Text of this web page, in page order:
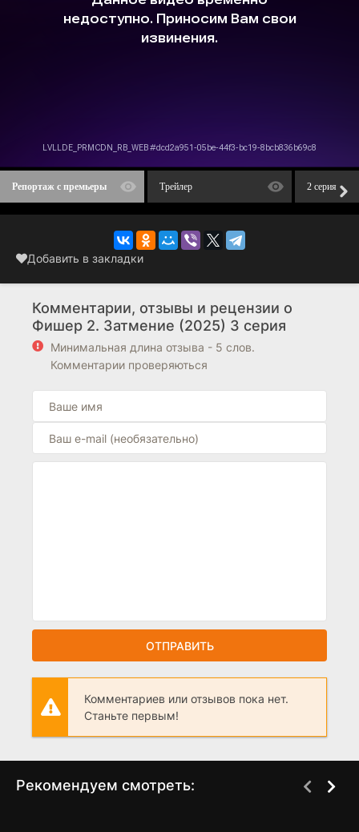
Репортаж с премьеры Трейлер 2 серия
Добавить в закладки
Комментарии, отзывы и рецензии о
Фишер 2. Затмение (2025) 3 серия
Минимальная длина отзыва - 5 слов.
Комментарии проверяються
ОТПРАВИТЬ
Комментариев или отзывов пока нет.
Станьте первым!
Рекомендуем смотреть: